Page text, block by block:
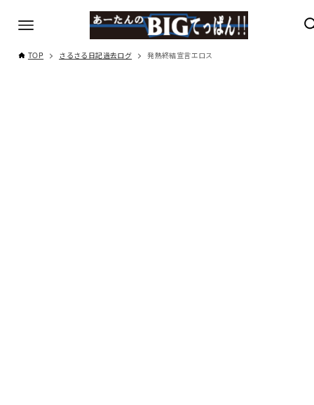
TOP さるさる日記過去ログ 発熱終結宣言エロス